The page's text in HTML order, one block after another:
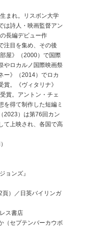
まれ。リスボン大学
は詩人・映画監督アン
長編デビュー作
注目を集め、その後
屋》（2000）で国際
やロカルノ国際映画祭
ー》（2014）でロカ
賞。《ヴィタリナ》
賞。アントン・チェ
を得て制作した短編ミ
2023）は第76回カン
て上映され、各国で高
ョンズ』
頁）／日英バイリンガ
ス書店
（セプテンバーカウボ